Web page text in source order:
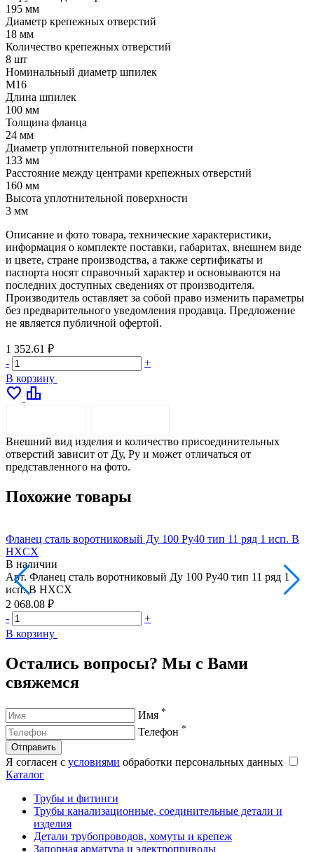
195 мм
Диаметр крепежных отверстий
18 мм
Количество крепежных отверстий
8 шт
Номинальный диаметр шпилек
М16
Длина шпилек
100 мм
Толщина фланца
24 мм
Диаметр уплотнительной поверхности
133 мм
Расстояние между центрами крепежных отверстий
160 мм
Высота уплотнительной поверхности
3 мм
Описание и фото товара, технические характеристики,
информация о комплекте поставки, габаритах, внешнем виде
и цвете, стране производства, а также сертификаты и
паспорта носят справочный характер и основываются на
последних доступных сведениях от производителя.
Производитель оставляет за собой право изменить параметры
без предварительного уведомления продавца. Предложение
не является публичной офертой.
1 352.61 ₽
-
+
В корзину
favorite leaderboard
Внешний вид изделия и количество присоединительных
отверстий зависит от Ду, Ру и может отличаться от
представленного на фото.
Похожие товары
Фланец сталь воротниковый Ду 100 Ру40 тип 11 ряд 1 исп. B
HXCX
В наличии
Арт. Фланец сталь воротниковый Ду 100 Ру40 тип 11 ряд 1
исп. B HXCX
2 068.08 ₽
-
+
В корзину
Остались вопросы? Мы с Вами
свяжемся
Имя *
Телефон *
Отправить
Я согласен с условиями обработки персональных данных
Каталог
Трубы и фитинги
Трубы канализационные, соединительные детали и
изделия
Детали трубопроводов, хомуты и крепеж
Запорная арматура и электроприводы